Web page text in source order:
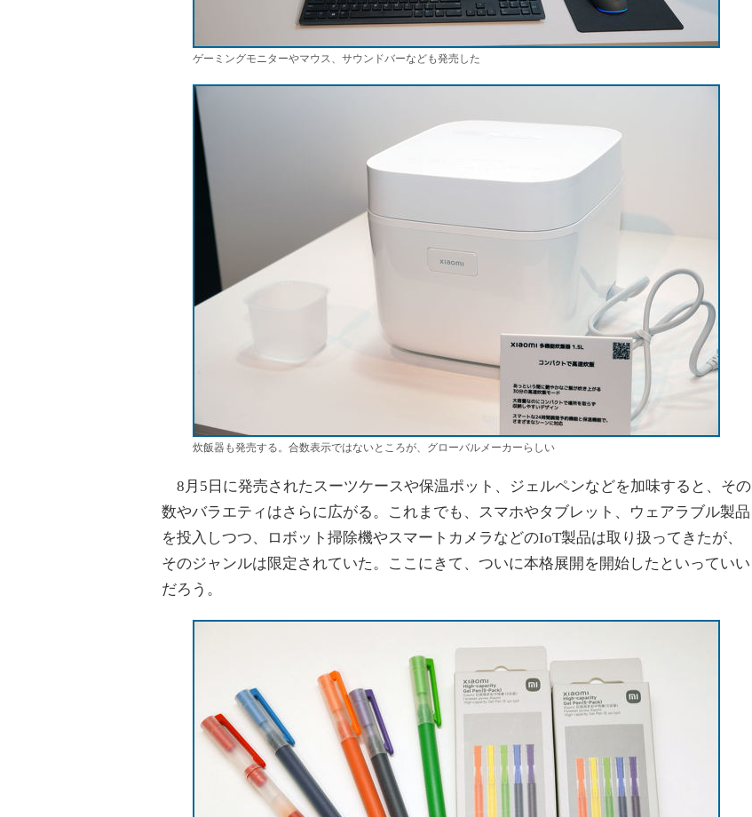
ゲーミングモニターやマウス、サウンドバーなども発売した
炊飯器も発売する。合数表示ではないところが、グローバルメーカーらしい
8月5日に発売されたスーツケースや保温ポット、ジェルペンなどを加味すると、その
数やバラエティはさらに広がる。これまでも、スマホやタブレット、ウェアラブル製品
を投入しつつ、ロボット掃除機やスマートカメラなどのIoT製品は取り扱ってきたが、
そのジャンルは限定されていた。ここにきて、ついに本格展開を開始したといっていい
だろう。